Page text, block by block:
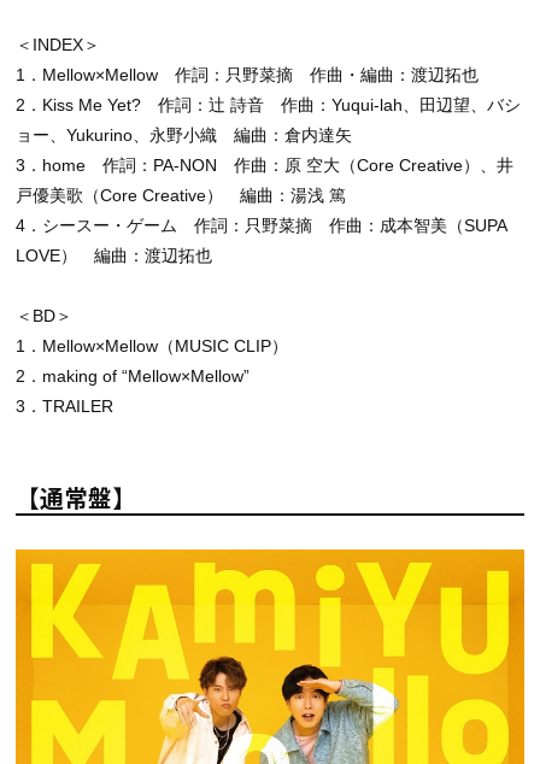
＜INDEX＞
1．Mellow×Mellow 作詞：只野菜摘 作曲・編曲：渡辺拓也
2．Kiss Me Yet? 作詞：辻 詩音 作曲：Yuqui-lah、田辺望、バシ
ョー、Yukurino、永野小織 編曲：倉内達矢
3．home 作詞：PA-NON 作曲：原 空大（Core Creative）、井
戸優美歌（Core Creative） 編曲：湯浅 篤
4．シースー・ゲーム 作詞：只野菜摘 作曲：成本智美（SUPA
LOVE） 編曲：渡辺拓也
＜BD＞
1．Mellow×Mellow（MUSIC CLIP）
2．making of “Mellow×Mellow”
3．TRAILER
【通常盤】